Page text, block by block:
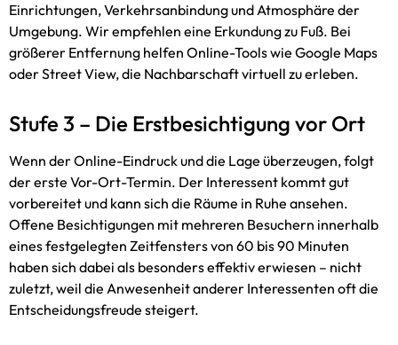
Einrichtungen, Verkehrsanbindung und Atmosphäre der
Umgebung. Wir empfehlen eine Erkundung zu Fuß. Bei
größerer Entfernung helfen Online-Tools wie Google Maps
oder Street View, die Nachbarschaft virtuell zu erleben.
Stufe 3 – Die Erstbesichtigung vor Ort
Wenn der Online-Eindruck und die Lage überzeugen, folgt
der erste Vor-Ort-Termin. Der Interessent kommt gut
vorbereitet und kann sich die Räume in Ruhe ansehen.
Offene Besichtigungen mit mehreren Besuchern innerhalb
eines festgelegten Zeitfensters von 60 bis 90 Minuten
haben sich dabei als besonders effektiv erwiesen – nicht
zuletzt, weil die Anwesenheit anderer Interessenten oft die
Entscheidungsfreude steigert.